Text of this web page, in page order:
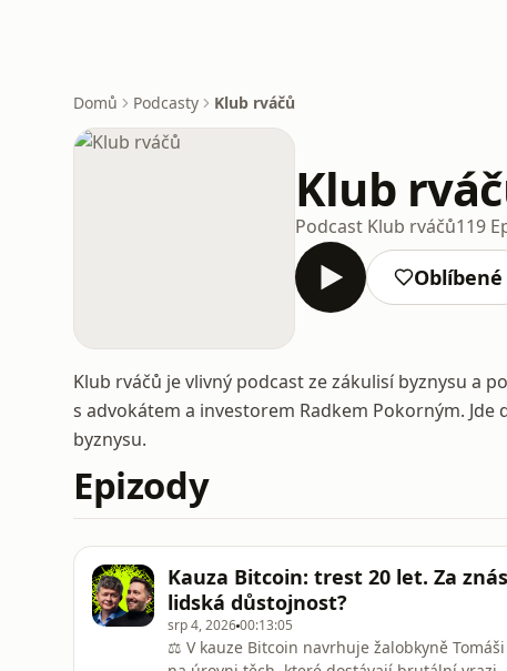
Domů Podcasty Klub rváčů
Klub
Podcast Klub rváčů119
Oblíbené
Klub rváčů je vlivný podcast ze zákulisí byznysu a
s advokátem a investorem Radkem Pokorným.
byznysu.
Epizody
Kauza Bitcoin: trest 20 let. Za
lidská důstojnost?
srp 4, 202600:13:05
⚖️ V kauze Bitcoin navrhuje žalobkyně